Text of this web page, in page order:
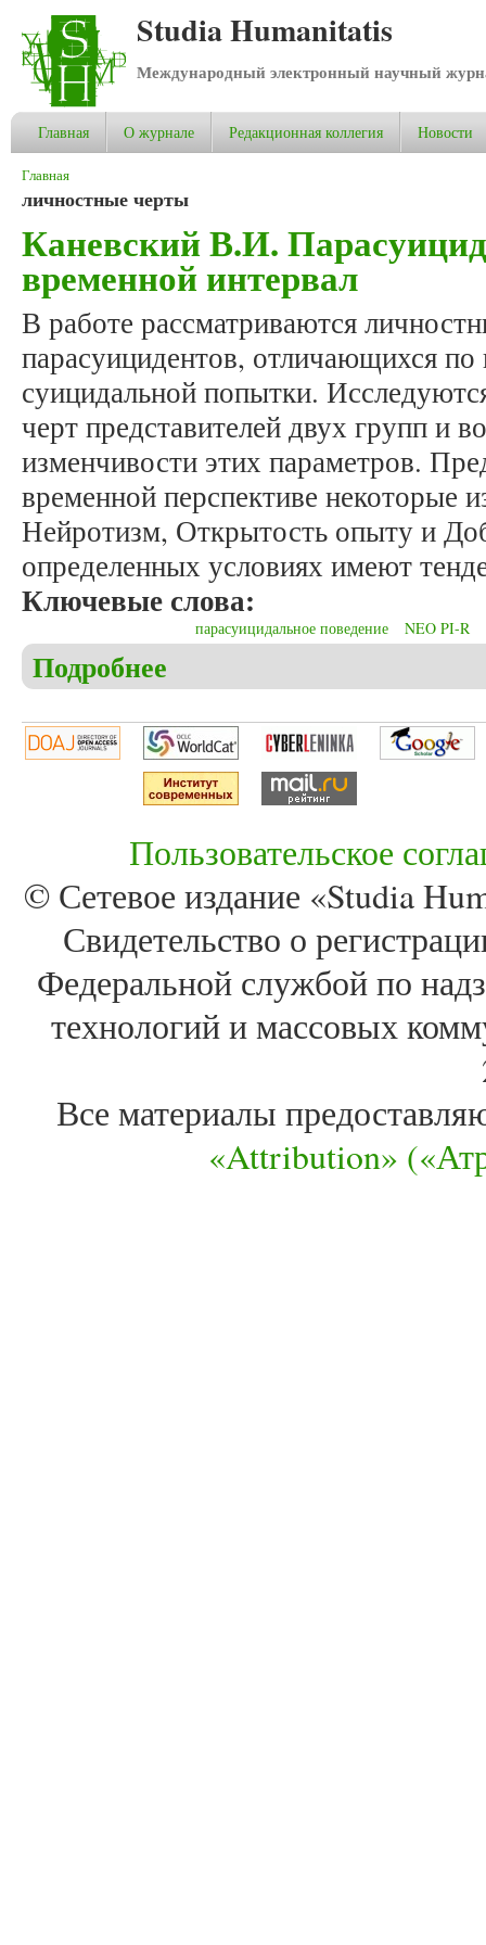
Studia Humanitatis
Международный электронный научный
Главная О журнале Редакционная коллегия Новости
Вы здесь
Главная
личностные черты
Каневский В.И.
временной интервал
В работе рассматриваются
парасуицидентов, отличающихся
суицидальной попытки.
черт представителей двух групп и
изменчивости этих параметров.
временной перспективе некоторые
Нейротизм, Открытость опыту и
определенных условиях имеют
Ключевые слова:
парасуицидальное поведение NEO PI-R
Подробнее
Пользовательское
© Сетевое издание «Studia
Свидетельство о
Федеральной службой по
технологий и массовых
Все материалы
«Attribution»